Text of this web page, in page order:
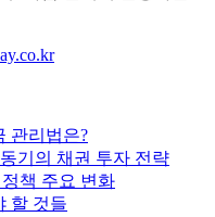
관리법은?
기의 채권 투자 전략
책 주요 변화
할 것들